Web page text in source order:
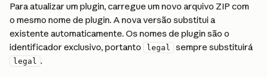
Para atualizar um plugin, carregue um novo arquivo ZIP com
o mesmo nome de plugin. A nova versão substitui a
existente automaticamente. Os nomes de plugin são o
identificador exclusivo, portanto
legal sempre substituirá
legal .